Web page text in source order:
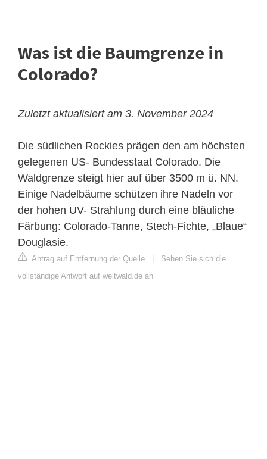
Was ist die Baumgrenze in
Colorado?
Zuletzt aktualisiert am 3. November 2024
Die südlichen Rockies prägen den am höchsten
gelegenen US- Bundesstaat Colorado. Die
Waldgrenze steigt hier auf über 3500 m ü. NN.
Einige Nadelbäume schützen ihre Nadeln vor
der hohen UV- Strahlung durch eine bläuliche
Färbung: Colorado-Tanne, Stech-Fichte, „Blaue“
Douglasie.
Antrag auf Entfernung der Quelle
Sehen Sie sich die
vollständige Antwort auf weltwald.de an